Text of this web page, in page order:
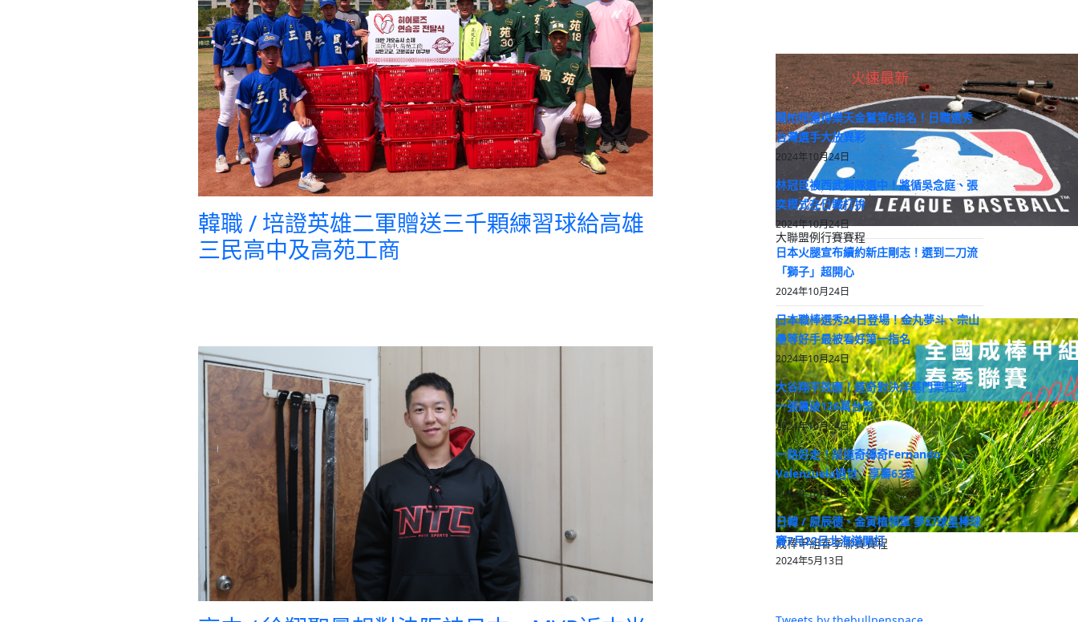
韓職 / 培證英雄二軍贈送三千顆練習球給高雄
三民高中及高苑工商
大聯盟例行賽賽程
成棒甲組春季聯賽賽程
火速最新
陽柏翔獲得樂天金鷲第6指名！日職選秀
台灣選手大放異彩
2024年10月24日
林冠臣被西武獅隊選中！將循吳念庭、張
奕模式在日職打拚
2024年10月24日
日本火腿宣布續約新庄剛志！選到二刀流
「獅子」超開心
2024年10月24日
日本職棒選秀24日登場！金丸夢斗、宗山
壘等好手最被看好第一指名
2024年10月24日
大谷翔平效應！道奇對決洋基門票狂漲
一張飆破126萬台幣
2024年10月24日
一路好走！前道奇傳奇Fernando
Valenzuela過世 享壽63歲
2024年10月23日
日韓 / 原辰德、金寅植領軍 夢幻球星棒球
賽7月22日北海道開打
2024年5月13日